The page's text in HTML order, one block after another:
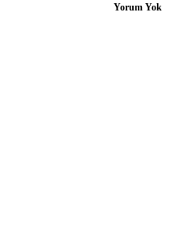
Yorum Yok